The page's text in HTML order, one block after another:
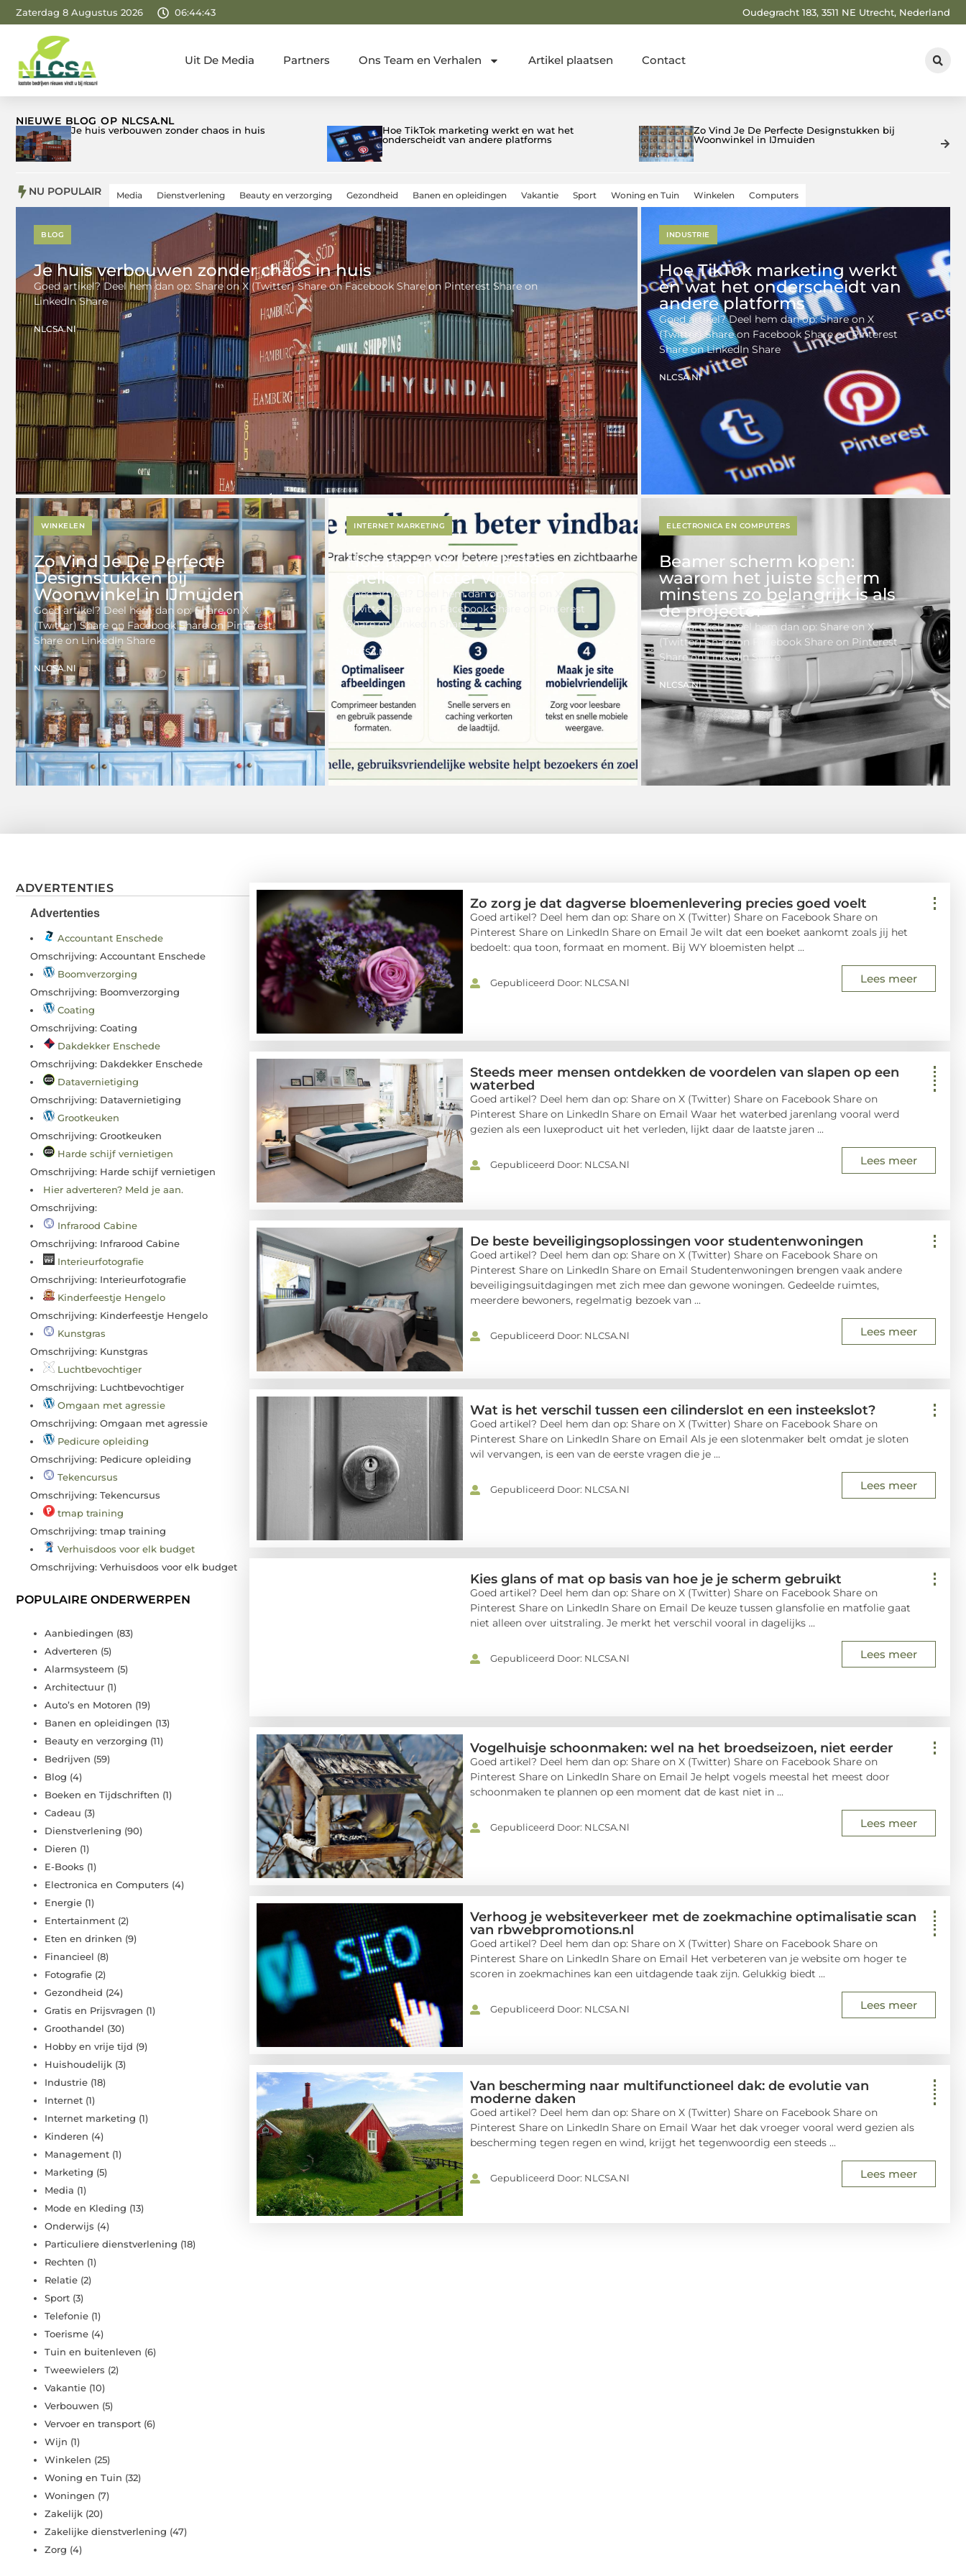
Zaterdag 8 Augustus 2026 06:44:45 Oudegracht 183, 3511 NE Utrecht, Nederland
Uit De Media Partners Ons Team en Verhalen Artikel plaatsen Contact
NIEUWE BLOG OP NLCSA.NL
Hoe TikTok marketing werkt en wat het
onderscheidt van andere platforms
Zo Vind Je De Perfecte Designstukken bij
Woonwinkel in IJmuiden
Hoe maak je je website sneller en beter
vindbaar?
NU POPULAIR Media Dienstverlening Beauty en verzorging Gezondheid Banen en opleidingen Vakantie Sport Woning en Tuin Winkelen Computers
BLOG
Je huis verbouwen zonder chaos in huis
Goed artikel? Deel hem dan op: Share on X (Twitter) Share on Facebook Share on Pinterest Share on
LinkedIn Share
NLCSA.nl
INDUSTRIE
Hoe TikTok marketing werkt
en wat het onderscheidt van
andere platforms
Goed artikel? Deel hem dan op: Share on X
(Twitter) Share on Facebook Share on Pinterest
Share on LinkedIn Share
NLCSA.nl
WINKELEN
Zo Vind Je De Perfecte
Designstukken bij
Woonwinkel in IJmuiden
Goed artikel? Deel hem dan op: Share on X
(Twitter) Share on Facebook Share on Pinterest
Share on LinkedIn Share
NLCSA.nl
INTERNET MARKETING
Hoe maak je je website
sneller en beter vindbaar?
Goed artikel? Deel hem dan op: Share on X
(Twitter) Share on Facebook Share on Pinterest
Share on LinkedIn Share
NLCSA.nl
ELECTRONICA EN COMPUTERS
Beamer scherm kopen:
waarom het juiste scherm
minstens zo belangrijk is als
de projector
Goed artikel? Deel hem dan op: Share on X
(Twitter) Share on Facebook Share on Pinterest
Share on LinkedIn Share
NLCSA.nl
ADVERTENTIES
Advertenties
Accountant Enschede
Omschrijving: Accountant Enschede
Boomverzorging
Omschrijving: Boomverzorging
Coating
Omschrijving: Coating
Dakdekker Enschede
Omschrijving: Dakdekker Enschede
Datavernietiging
Omschrijving: Datavernietiging
Grootkeuken
Omschrijving: Grootkeuken
Harde schijf vernietigen
Omschrijving: Harde schijf vernietigen
Hier adverteren? Meld je aan.
Omschrijving:
Infrarood Cabine
Omschrijving: Infrarood Cabine
Interieurfotografie
Omschrijving: Interieurfotografie
Kinderfeestje Hengelo
Omschrijving: Kinderfeestje Hengelo
Kunstgras
Omschrijving: Kunstgras
Luchtbevochtiger
Omschrijving: Luchtbevochtiger
Omgaan met agressie
Omschrijving: Omgaan met agressie
Pedicure opleiding
Omschrijving: Pedicure opleiding
Tekencursus
Omschrijving: Tekencursus
tmap training
Omschrijving: tmap training
Verhuisdoos voor elk budget
Omschrijving: Verhuisdoos voor elk budget
POPULAIRE ONDERWERPEN
Aanbiedingen (83)
Adverteren (5)
Alarmsysteem (5)
Architectuur (1)
Auto’s en Motoren (19)
Banen en opleidingen (13)
Beauty en verzorging (11)
Bedrijven (59)
Blog (4)
Boeken en Tijdschriften (1)
Cadeau (3)
Dienstverlening (90)
Dieren (1)
E-Books (1)
Electronica en Computers (4)
Energie (1)
Entertainment (2)
Eten en drinken (9)
Financieel (8)
Fotografie (2)
Gezondheid (24)
Gratis en Prijsvragen (1)
Groothandel (30)
Hobby en vrije tijd (9)
Huishoudelijk (3)
Industrie (18)
Internet (1)
Internet marketing (1)
Kinderen (4)
Management (1)
Marketing (5)
Media (1)
Mode en Kleding (13)
Onderwijs (4)
Particuliere dienstverlening (18)
Rechten (1)
Relatie (2)
Sport (3)
Telefonie (1)
Toerisme (4)
Tuin en buitenleven (6)
Tweewielers (2)
Vakantie (10)
Verbouwen (5)
Vervoer en transport (6)
Wijn (1)
Winkelen (25)
Woning en Tuin (32)
Woningen (7)
Zakelijk (20)
Zakelijke dienstverlening (47)
Zorg (4)
Zo zorg je dat dagverse bloemenlevering precies goed voelt
Goed artikel? Deel hem dan op: Share on X (Twitter) Share on Facebook Share on
Pinterest Share on LinkedIn Share on Email Je wilt dat een boeket aankomt zoals jij het
bedoelt: qua toon, formaat en moment. Bij WY bloemisten helpt ...
Gepubliceerd Door: NLCSA.nl Lees meer
Steeds meer mensen ontdekken de voordelen van slapen op een
waterbed
Goed artikel? Deel hem dan op: Share on X (Twitter) Share on Facebook Share on
Pinterest Share on LinkedIn Share on Email Waar het waterbed jarenlang vooral werd
gezien als een luxeproduct uit het verleden, lijkt daar de laatste jaren ...
Gepubliceerd Door: NLCSA.nl Lees meer
De beste beveiligingsoplossingen voor studentenwoningen
Goed artikel? Deel hem dan op: Share on X (Twitter) Share on Facebook Share on
Pinterest Share on LinkedIn Share on Email Studentenwoningen brengen vaak andere
beveiligingsuitdagingen met zich mee dan gewone woningen. Gedeelde ruimtes,
meerdere bewoners, regelmatig bezoek van ...
Gepubliceerd Door: NLCSA.nl Lees meer
Wat is het verschil tussen een cilinderslot en een insteekslot?
Goed artikel? Deel hem dan op: Share on X (Twitter) Share on Facebook Share on
Pinterest Share on LinkedIn Share on Email Als je een slotenmaker belt omdat je sloten
wil vervangen, is een van de eerste vragen die je ...
Gepubliceerd Door: NLCSA.nl Lees meer
Kies glans of mat op basis van hoe je je scherm gebruikt
Goed artikel? Deel hem dan op: Share on X (Twitter) Share on Facebook Share on
Pinterest Share on LinkedIn Share on Email De keuze tussen glansfolie en matfolie gaat
niet alleen over uitstraling. Je merkt het verschil vooral in dagelijks ...
Gepubliceerd Door: NLCSA.nl Lees meer
Vogelhuisje schoonmaken: wel na het broedseizoen, niet eerder
Goed artikel? Deel hem dan op: Share on X (Twitter) Share on Facebook Share on
Pinterest Share on LinkedIn Share on Email Je helpt vogels meestal het meest door
schoonmaken te plannen op een moment dat de kast niet in ...
Gepubliceerd Door: NLCSA.nl Lees meer
Verhoog je websiteverkeer met de zoekmachine optimalisatie scan
van rbwebpromotions.nl
Goed artikel? Deel hem dan op: Share on X (Twitter) Share on Facebook Share on
Pinterest Share on LinkedIn Share on Email Het verbeteren van je website om hoger te
scoren in zoekmachines kan een uitdagende taak zijn. Gelukkig biedt ...
Gepubliceerd Door: NLCSA.nl Lees meer
Van bescherming naar multifunctioneel dak: de evolutie van
moderne daken
Goed artikel? Deel hem dan op: Share on X (Twitter) Share on Facebook Share on
Pinterest Share on LinkedIn Share on Email Waar het dak vroeger vooral werd gezien als
bescherming tegen regen en wind, krijgt het tegenwoordig een steeds ...
Gepubliceerd Door: NLCSA.nl Lees meer